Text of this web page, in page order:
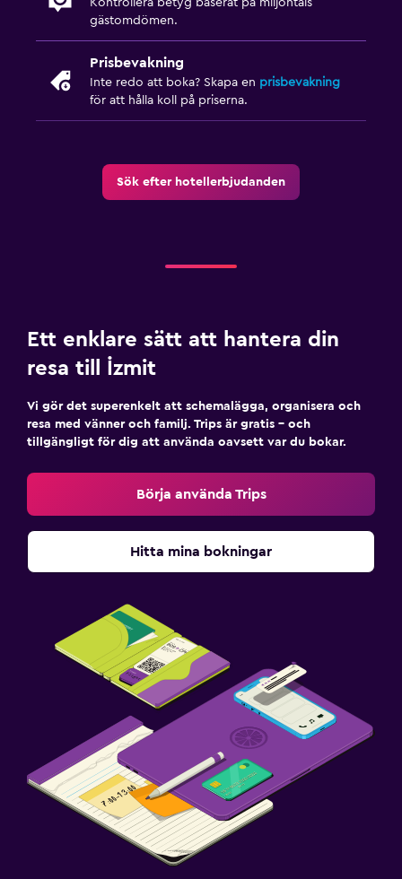
gästomdömen.
Prisbevakning
Inte redo att boka? Skapa en prisbevakning
för att hålla koll på priserna.
Sök efter hotellerbjudanden
Ett enklare sätt att hantera din
resa till İzmit
Vi gör det superenkelt att schemalägga, organisera och
resa med vänner och familj. Trips är gratis – och
tillgängligt för dig att använda oavsett var du bokar.
Börja använda Trips
Hitta mina bokningar